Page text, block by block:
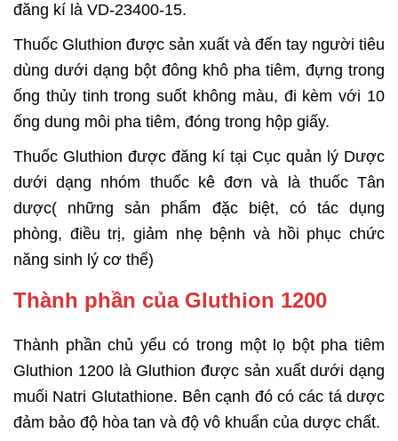
đăng kí là VD-23400-15.
Thuốc Gluthion được sản xuất và đến tay người tiêu
dùng dưới dạng bột đông khô pha tiêm, đựng trong
ống thủy tinh trong suốt không màu, đi kèm với 10
ống dung môi pha tiêm, đóng trong hộp giấy.
Thuốc Gluthion được đăng kí tại Cục quản lý Dược
dưới dạng nhóm thuốc kê đơn và là thuốc Tân
dược( những sản phẩm đặc biệt, có tác dụng
phòng, điều trị, giảm nhẹ bệnh và hồi phục chức
năng sinh lý cơ thể)
Thành phần của Gluthion 1200
Thành phần chủ yếu có trong một lọ bột pha tiêm
Gluthion 1200 là Gluthion được sản xuất dưới dạng
muối Natri Glutathione. Bên cạnh đó có các tá dược
đảm bảo độ hòa tan và độ vô khuẩn của dược chất.